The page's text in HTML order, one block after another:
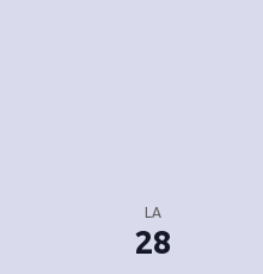
LA
28